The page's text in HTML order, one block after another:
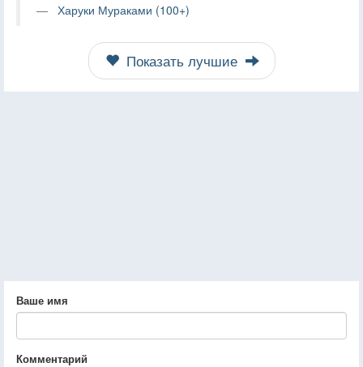
Харуки Мураками (100+)
Показать лучшие
Ваше имя
Комментарий